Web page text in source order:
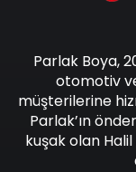
Parlak Boya,
otomotiv
müşterilerine
Parlak’ın
kuşak olan